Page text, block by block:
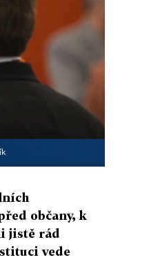
občany, k
jistě rád
vede